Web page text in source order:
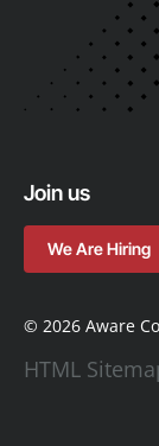
Join us
We Are Hiring
© 2026 Aware
HTML